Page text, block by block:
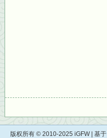
版权所有 © 2010-2025 iGFW | 基于